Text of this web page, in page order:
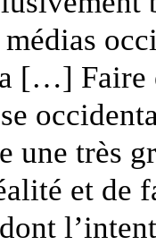
médias
[…] Faire
une très
et de